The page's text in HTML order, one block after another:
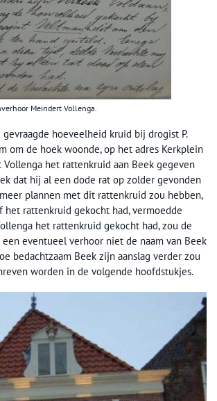
Meindert Vollenga.
hoeveelheid kruid bij drogist P.
om de hoek woonde, op het adres Kerkplein
Vollenga het rattenkruid aan Beek gegeven
dat hij al een dode rat op zolder gevonden
plannen met dit rattenkruid zou hebben,
het rattenkruid gekocht had, vermoedde
het rattenkruid gekocht had, zou de
eventueel verhoor niet de naam van Beek
bedachtzaam Beek zijn aanslag verder zou
worden in de volgende hoofdstukjes.